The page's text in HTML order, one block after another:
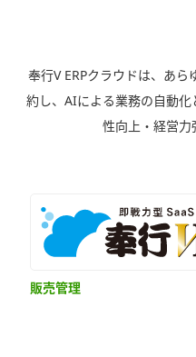
奉行V ERPクラウドは、あ
約し、AIによる業務の自動
性向上・経営力
販売管理